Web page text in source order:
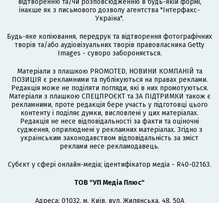
відтворенню та/чи розповсюдженню в будь-якій формі,
інакше як з письмового дозволу агентства "Інтерфакс-
Україна".
Будь-яке копіювання, передрук та відтворення фотографічних
творів та/або аудіовізуальних творів правовласника Getty
Images - суворо забороняється.
Матеріали з плашкою PROMOTED, НОВИНИ КОМПАНІЙ та
ПОЗИЦІЯ є рекламними та публікуються на правах реклами.
Редакція може не поділяти погляди, які в них промотуються.
Матеріали з плашкою СПЕЦПРОЄКТ та ЗА ПІДТРИМКИ також є
рекламними, проте редакція бере участь у підготовці цього
контенту і поділяє думки, висловлені у цих матеріалах.
Редакція не несе відповідальності за факти та оціночні
судження, оприлюднені у рекламних матеріалах. Згідно з
українським законодавством відповідальність за зміст
реклами несе рекламодавець.
Cубєкт у сфері онлайн-медіа; ідентифікатор медіа - R40-02163.
ТОВ "УП Медіа Плюс"
Адреса: 01032, м. Київ, вул. Жилянська, 48, 50А